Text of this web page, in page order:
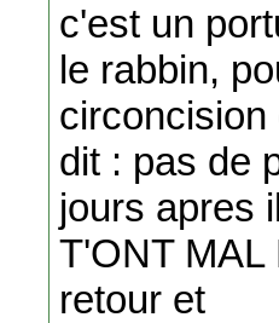
c'est un
le rabbin,
circoncision
dit : pas de
jours apres
T'ONT MAL
retour et